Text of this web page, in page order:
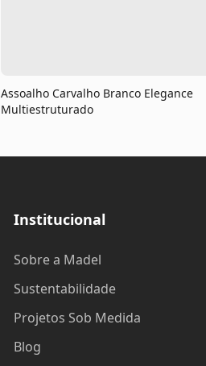
Assoalho Carvalho Branco Elegance
Multiestruturado
Institucional
Sobre a Madel
Sustentabilidade
Projetos Sob Medida
Blog